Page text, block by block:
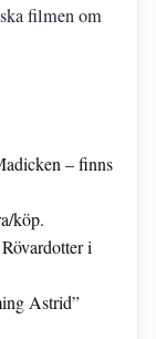
filmen om
– finns
köp.
i
Astrid”